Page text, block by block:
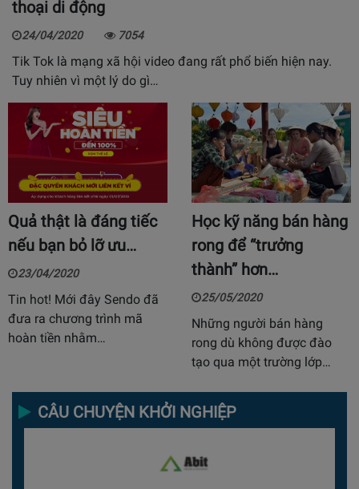
thoại di động
24/04/2020 7054
Tik Tok là mạng xã hội video đang rất phổ biến hiện nay.
Tuy nhiên vì một lý do gì…
Quả thật là đáng tiếc
nếu bạn bỏ lỡ ưu…
23/04/2020
Tin hot! Mới đây Sendo đã
đưa ra chương trình mã
hoàn tiền nhằm…
Học kỹ năng bán hàng
rong để “trưởng
thành” hơn…
25/05/2020
Những người bán hàng
rong dù không được đào
tạo qua một trường lớp…
CÂU CHUYỆN KHỞI NGHIỆP